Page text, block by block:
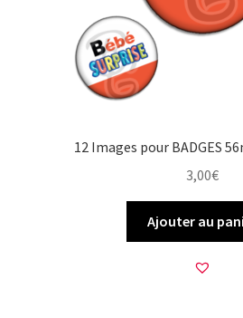
12 Images pour BADGES
3,00€
Ajouter au